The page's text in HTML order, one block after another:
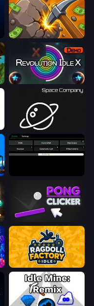
Mine Clicker
Revolution Idle X
Space Company
Pong Clicker
Ragdoll Factory Idle